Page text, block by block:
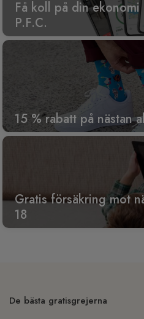
Få koll på din
P.F.C.
15 % rabatt på nästan
Gratis försäkring mot
18
De bästa gratisgrejerna